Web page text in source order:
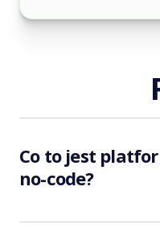
Co to jest
no-code?